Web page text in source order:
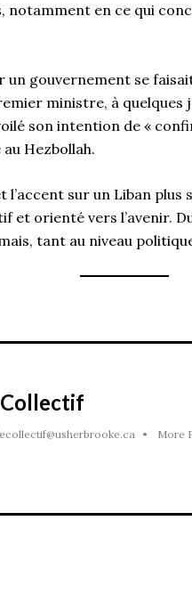
notamment en ce qui
un gouvernement se
ministre, à quelques
son intention de «
Hezbollah.
sur un Liban plus
et orienté vers l’avenir.
tant au niveau
• More